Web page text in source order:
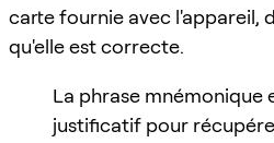
carte fournie avec l'appareil,
qu'elle est correcte.
La phrase mnémonique
justificatif pour